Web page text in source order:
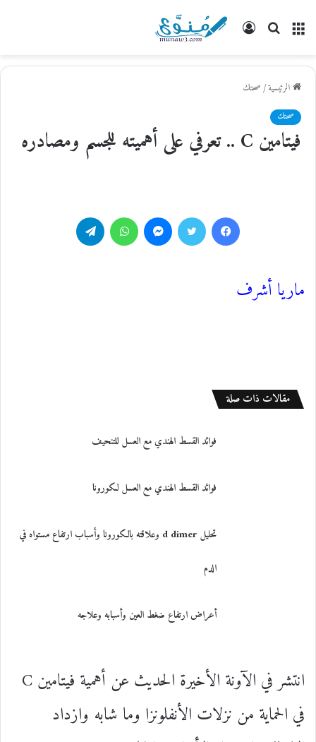
القائمة
بحث
تسجيل
الرئيسية/صحتك
صحتك
فيتامين C .. تعرفي على أهميته للجسم ومصادره
فيسبوك تويتر ماسنجر واتساب
ماريا أشرف
مقالات ذات صلة
فوائد القسط الهندي مع العسل للتنحيف
فوائد القسط الهندي مع العسل لكورونا
تحليل d dimer وعلاقته بالكورونا وأسباب ارتفاع مستواه في
الدم
أعراض ارتفاع ضغط العين وأسبابه وعلاجه
انتشر في الآونة الأخيرة الحديث عن أهمية فيتامين C
في الحماية من نزلات الأنفلونزا وما شابه وازداد